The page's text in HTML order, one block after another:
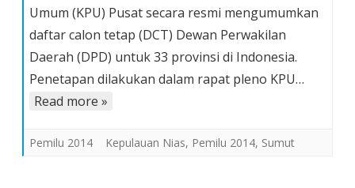
Resmi
Calon
Anggota
DPD
Umum (KPU) Pusat secara resmi mengumumkan
daftar calon tetap (DCT) Dewan Perwakilan
Daerah (DPD) untuk 33 provinsi di Indonesia.
Penetapan dilakukan dalam rapat pleno KPU…
Read more »
Pemilu 2014 Kepulauan Nias, Pemilu 2014, Sumut